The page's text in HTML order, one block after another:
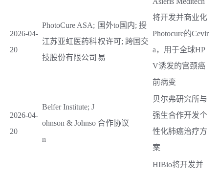
2026-04-
20
PhotoCure ASA;
江苏亚虹医药科
技股份有限公司
国外to国内; 授
权许可; 跨国交
易
将开发并商业化
Photocure的Cevir
a，用于全球HP
V诱发的宫颈癌
前病变
2026-04-
20
Belfer Institute; J
ohnson & Johnso
n
合作协议
贝尔弗研究所与
强生合作开发个
性化肺癌治疗方
案
HIBio将开发并